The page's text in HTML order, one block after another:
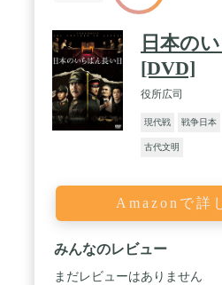
日本の
[DVD]
役所広司
現代戦 戦争日本
古代文明
Amazonで詳
みんなのレビュー
まだレビューはありません